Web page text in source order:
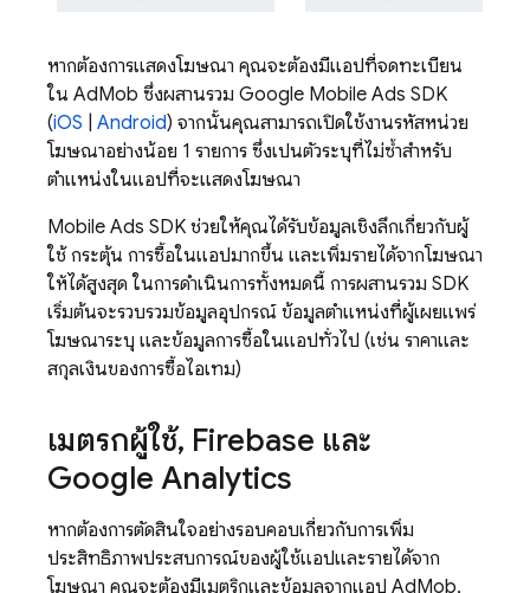
หากต้องการแสดงโฆษณา คุณจะต้องมีแอปที่จดทะเบียน
ใน AdMob ซึ่งผสานรวม Google Mobile Ads SDK
(iOS Android) จากนั้นคุณสามารถเปิดใช้งานรหัสหน่วย
โฆษณาอย่างน้อย 1 รายการ ซึ่งเป็นตัวระบุที่ไม่ซ้ำสำหรับ
ตำแหน่งในแอปที่จะแสดงโฆษณา
Mobile Ads SDK ช่วยให้คุณได้รับข้อมูลเชิงลึกเกี่ยวกับผู้
ใช้ กระตุ้น การซื้อในแอปมากขึ้น และเพิ่มรายได้จากโฆษณา
ให้ได้สูงสุด ในการดำเนินการทั้งหมดนี้ การผสานรวม SDK
เริ่มต้นจะรวบรวมข้อมูลอุปกรณ์ ข้อมูลตำแหน่งที่ผู้เผยแพร่
โฆษณาระบุ และข้อมูลการซื้อในแอปทั่วไป (เช่น ราคาและ
สกุลเงินของการซื้อไอเทม)
เมตริกผู้ใช้, Firebase และ
Google Analytics
หากต้องการตัดสินใจอย่างรอบคอบเกี่ยวกับการเพิ่ม
ประสิทธิภาพประสบการณ์ของผู้ใช้แอปและรายได้จาก
โฆษณา คุณจะต้องมีเมตริกและข้อมูลจากแอป AdMob,